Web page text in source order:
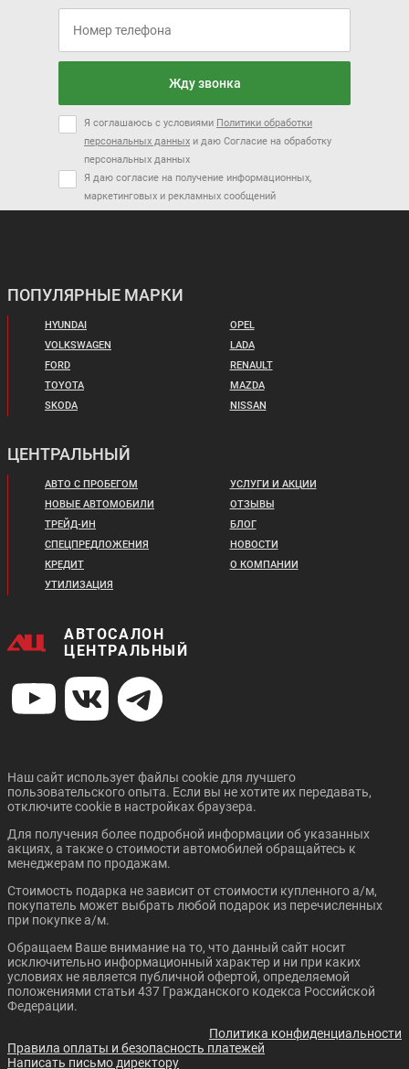
KIA CEED NEW
Цена от:
1 689 310 ₽
В кредит от:
Цена от:
572 410 ₽
В кредит от:
В кредит от:
VOLKSWAGEN GOLF
3 410 410 ₽
В кредит от:
46 531 ₽/мес.
LADA GRANTA
ХЭТЧБЕК
Цена от:
838 410 ₽
В кредит от:
11 439 ₽/мес.
Цена от:
В кредит от:
38 863 ₽/мес.
ORA 03 GT
Жду звонка
Я соглашаюсь с условиями Политики обработки
персональных данных и даю Согласие на обработку
персональных данных
Я даю согласие на получение информационных,
маркетинговых и рекламных сообщений
ПОПУЛЯРНЫЕ МАРКИ
HYUNDAI
VOLKSWAGEN
FORD
TOYOTA
SKODA
OPEL
LADA
RENAULT
MAZDA
NISSAN
ЦЕНТРАЛЬНЫЙ
АВТО С ПРОБЕГОМ
НОВЫЕ АВТОМОБИЛИ
ТРЕЙД-ИН
СПЕЦПРЕДЛОЖЕНИЯ
КРЕДИТ
УТИЛИЗАЦИЯ
УСЛУГИ И АКЦИИ
ОТЗЫВЫ
БЛОГ
НОВОСТИ
О КОМПАНИИ
АВТОСАЛОН
ЦЕНТРАЛЬНЫЙ
Наш сайт использует файлы cookie для лучшего
пользовательского опыта. Если вы не хотите их передавать,
отключите cookie в настройках браузера.
Для получения более подробной информации об указанных
акциях, а также о стоимости автомобилей обращайтесь к
менеджерам по продажам.
Стоимость подарка не зависит от стоимости купленного а/м,
покупатель может выбрать любой подарок из перечисленных
при покупке а/м.
Обращаем Ваше внимание на то, что данный сайт носит
исключительно информационный характер и ни при каких
условиях не является публичной офертой, определяемой
положениями статьи 437 Гражданского кодекса Российской
Федерации.
Политика конфиденциальности
Правила оплаты и безопасность платежей
Написать письмо директору